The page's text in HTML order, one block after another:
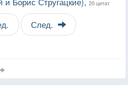
20 цитат
След.